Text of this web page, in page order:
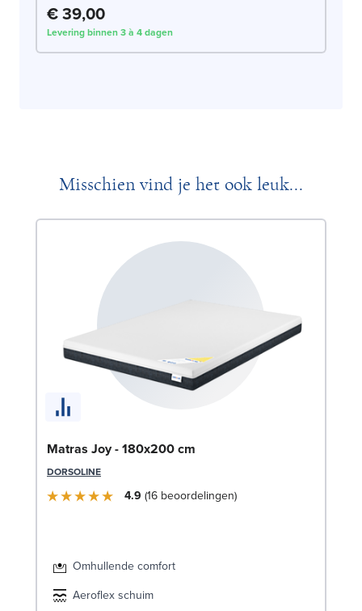
€ 39,00
Levering binnen 3 à 4 dagen
Misschien vind je het ook leuk...
Matras Joy - 180x200 cm
DORSOLINE
4.9 16 beoordelingen
Omhullende comfort
Aeroflex schuim